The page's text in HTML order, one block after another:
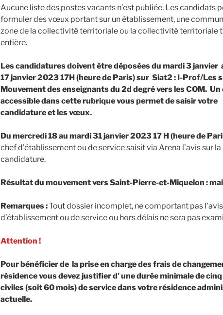
Aucune liste des postes vacants n’est publiée. Les candidats
formuler des vœux portant sur un établissement, une
zone de la collectivité territoriale ou la collectivité territoriale
entière.
Les candidatures doivent être déposées du mardi 3 janvier
17 janvier 2023 17H (heure de Paris) sur Siat2 : I-Prof/Les
Mouvement des enseignants du 2d degré vers les COM.
accessible dans cette rubrique vous permet de saisir votre
candidature et les vœux.
Du mercredi 18 au mardi 31 janvier 2023 17 H (heure de
chef d’établissement ou de service saisit via Arena l’avis sur la
candidature.
Résultat du mouvement vers Saint-Pierre-et-Miquelon :
Remarques :Tout dossier incomplet, ne comportant pas
d’établissement ou de service ou hors délais ne sera pas
Attention !
Pour bénéficier de laprise en charge des frais de
résidencevous devez justifier d’ une durée minimale decinq
civiles (soit 60 mois) de servicedans votre résidence
actuelle.